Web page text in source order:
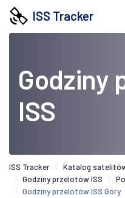
ISS Tracker
Godziny
ISS
ISS Tracker Katalog
Godziny przelotów ISS
Godziny przelotów ISS Góry